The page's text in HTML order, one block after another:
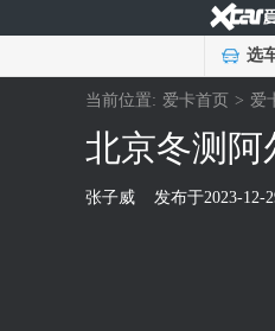
选
当前位置: 爱卡首页 > 爱
北京冬测阿
张子威 发布于2023-12-